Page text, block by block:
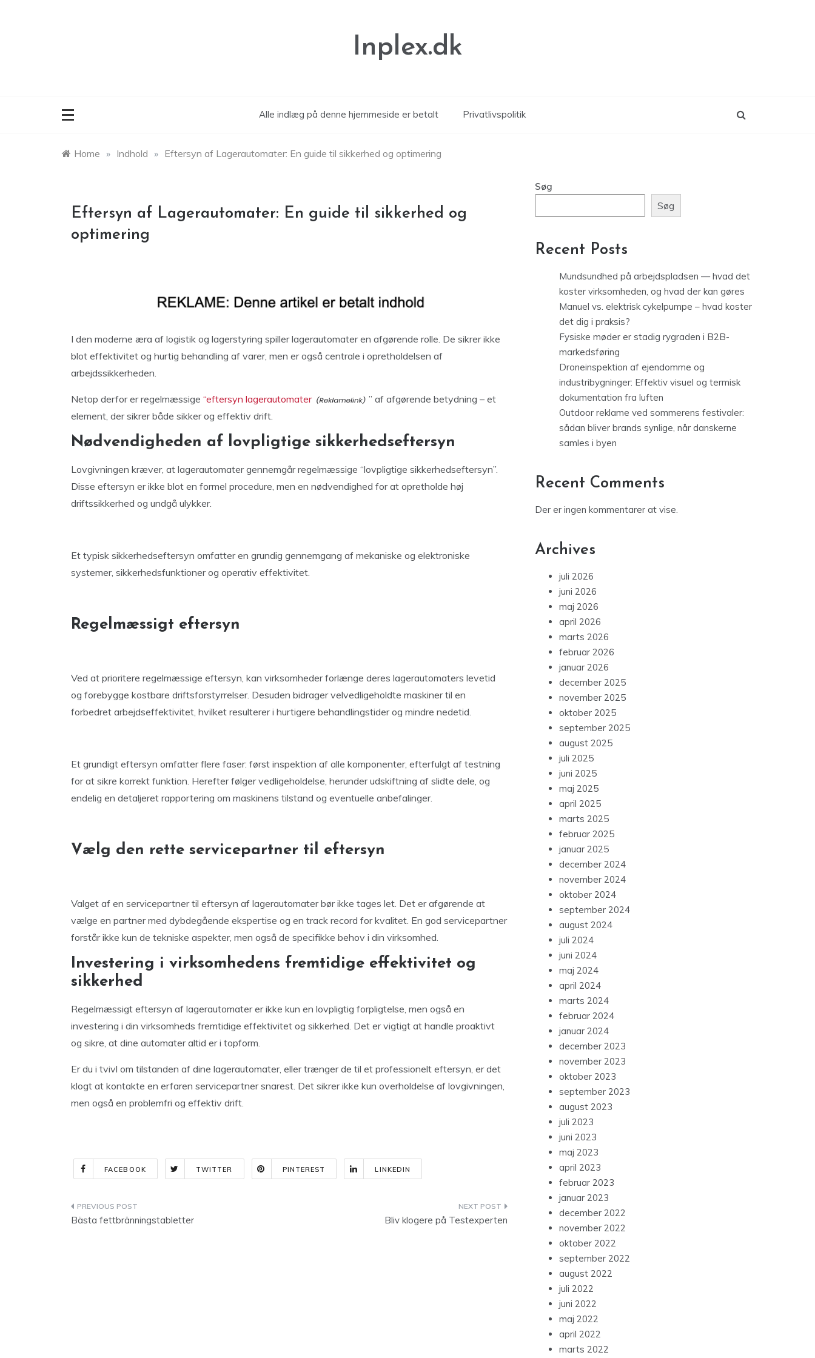
Inplex.dk
Alle indlæg på denne hjemmeside er betalt Privatlivspolitik
Home » Indhold » Eftersyn af Lagerautomater: En guide til sikkerhed og optimering
Eftersyn af Lagerautomater: En guide til sikkerhed og
optimering
I den moderne æra af logistik og lagerstyring spiller lagerautomater en afgørende rolle. De sikrer ikke
blot effektivitet og hurtig behandling af varer, men er også centrale i opretholdelsen af
arbejdssikkerheden.
Netop derfor er regelmæssige “eftersyn lagerautomater
” af afgørende betydning – et
element, der sikrer både sikker og effektiv drift.
Nødvendigheden af lovpligtige sikkerhedseftersyn
Lovgivningen kræver, at lagerautomater gennemgår regelmæssige “lovpligtige sikkerhedseftersyn”.
Disse eftersyn er ikke blot en formel procedure, men en nødvendighed for at opretholde høj
driftssikkerhed og undgå ulykker.
Et typisk sikkerhedseftersyn omfatter en grundig gennemgang af mekaniske og elektroniske
systemer, sikkerhedsfunktioner og operativ effektivitet.
Regelmæssigt eftersyn
Ved at prioritere regelmæssige eftersyn, kan virksomheder forlænge deres lagerautomaters levetid
og forebygge kostbare driftsforstyrrelser. Desuden bidrager velvedligeholdte maskiner til en
forbedret arbejdseffektivitet, hvilket resulterer i hurtigere behandlingstider og mindre nedetid.
Et grundigt eftersyn omfatter flere faser: først inspektion af alle komponenter, efterfulgt af testning
for at sikre korrekt funktion. Herefter følger vedligeholdelse, herunder udskiftning af slidte dele, og
endelig en detaljeret rapportering om maskinens tilstand og eventuelle anbefalinger.
Vælg den rette servicepartner til eftersyn
Valget af en servicepartner til eftersyn af lagerautomater bør ikke tages let. Det er afgørende at
vælge en partner med dybdegående ekspertise og en track record for kvalitet. En god servicepartner
forstår ikke kun de tekniske aspekter, men også de specifikke behov i din virksomhed.
Investering i virksomhedens fremtidige effektivitet og
sikkerhed
Regelmæssigt eftersyn af lagerautomater er ikke kun en lovpligtig forpligtelse, men også en
investering i din virksomheds fremtidige effektivitet og sikkerhed. Det er vigtigt at handle proaktivt
og sikre, at dine automater altid er i topform.
Er du i tvivl om tilstanden af dine lagerautomater, eller trænger de til et professionelt eftersyn, er det
klogt at kontakte en erfaren servicepartner snarest. Det sikrer ikke kun overholdelse af lovgivningen,
men også en problemfri og effektiv drift.
FACEBOOK TWITTER PINTEREST LINKEDIN
Indlægsnavigation
Bästa fettbränningstabletter Bliv klogere på Testexperten
Søg
Søg
Recent Posts
Mundsundhed på arbejdspladsen — hvad det
koster virksomheden, og hvad der kan gøres
Manuel vs. elektrisk cykelpumpe – hvad koster
det dig i praksis?
Fysiske møder er stadig rygraden i B2B-
markedsføring
Droneinspektion af ejendomme og
industribygninger: Effektiv visuel og termisk
dokumentation fra luften
Outdoor reklame ved sommerens festivaler:
sådan bliver brands synlige, når danskerne
samles i byen
Recent Comments
Der er ingen kommentarer at vise.
Archives
juli 2026
juni 2026
maj 2026
april 2026
marts 2026
februar 2026
januar 2026
december 2025
november 2025
oktober 2025
september 2025
august 2025
juli 2025
juni 2025
maj 2025
april 2025
marts 2025
februar 2025
januar 2025
december 2024
november 2024
oktober 2024
september 2024
august 2024
juli 2024
juni 2024
maj 2024
april 2024
marts 2024
februar 2024
januar 2024
december 2023
november 2023
oktober 2023
september 2023
august 2023
juli 2023
juni 2023
maj 2023
april 2023
februar 2023
januar 2023
december 2022
november 2022
oktober 2022
september 2022
august 2022
juli 2022
juni 2022
maj 2022
april 2022
marts 2022